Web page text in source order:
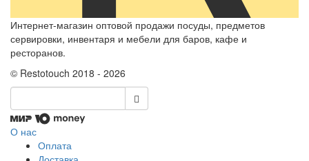
Интернет-магазин оптовой продажи посуды, предметов
сервировки, инвентаря и мебели для баров, кафе и
ресторанов.
© Restotouch 2018 - 2026
О нас
Оплата